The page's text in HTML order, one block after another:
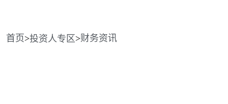
首页>投资人专区>财务资讯